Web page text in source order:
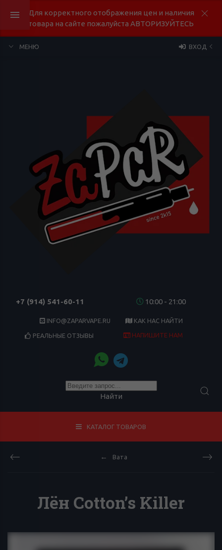
Для корректного отображения цен и наличия
товара на сайте пожалуйста АВТОРИЗУЙТЕСЬ
МЕНЮ ВХОД
+7 (914) 541-60-11 10:00 - 21:00
INFO@ZAPARVAPE.RU КАК НАС НАЙТИ
РЕАЛЬНЫЕ ОТЗЫВЫ НАПИШИТЕ НАМ
Найти
КАТАЛОГ ТОВАРОВ
Вата
Лён Cotton’s Killer